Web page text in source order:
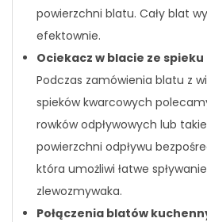
powierzchni blatu. Cały blat
efektownie.
Ociekacz w blacie ze
Podczas zamówienia blatu z
spieków kwarcowych
rowków odpływowych lub
powierzchni odpływu
która umożliwi łatwe
zlewozmywaka.
Połączenia blatów